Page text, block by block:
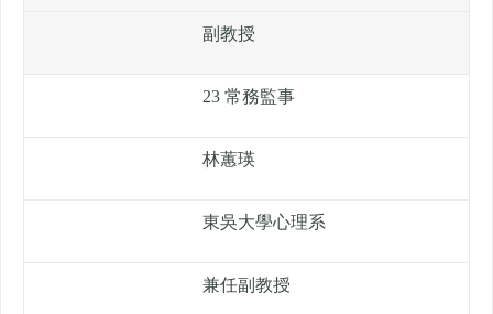
副教授
23 常務監事
林蕙瑛
東吳大學心理系
兼任副教授